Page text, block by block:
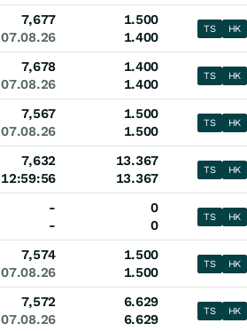
7,677
07.08.26
1.500
1.400
TS HK
7,678
07.08.26
1.400
1.400
TS HK
7,567
07.08.26
1.500
1.500
TS HK
7,632
12:59:56
13.367
13.367
TS HK
-
-
0
0
TS HK
7,574
07.08.26
1.500
1.500
TS HK
7,572
07.08.26
6.629
6.629
TS HK